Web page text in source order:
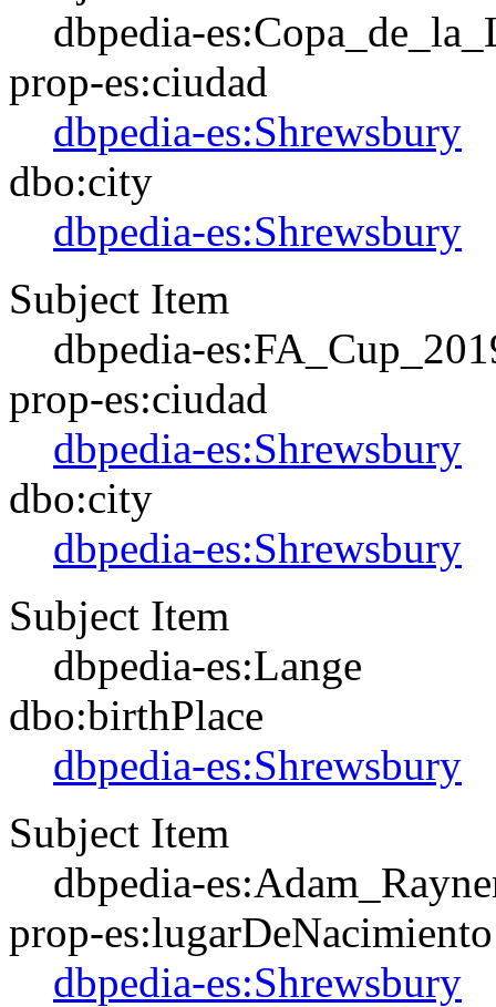
dbpedia-
prop-es:ciudad
dbpedia-es:Shrewsbury
dbo:city
dbpedia-es:Shrewsbury
Subject Item
dbpedia-
prop-es:ciudad
dbpedia-es:Shrewsbury
dbo:city
dbpedia-es:Shrewsbury
Subject Item
dbpedia-es:Lange
dbo:birthPlace
dbpedia-es:Shrewsbury
Subject Item
dbpedia-
prop-es:lugarDeNacimiento
dbpedia-es:Shrewsbury